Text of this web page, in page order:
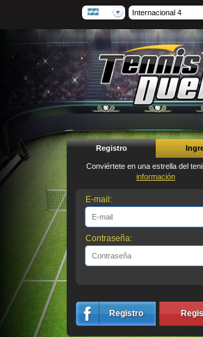
Internacional 4
Registro
Conviértete en una estrella del
información
E-mail:
Contraseña:
Registro